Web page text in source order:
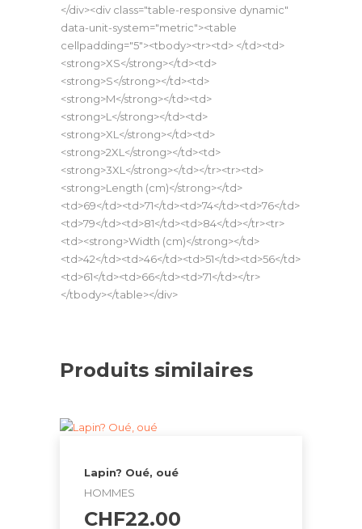
</div><div class="table-responsive dynamic"
data-unit-system="metric"><table
cellpadding="5"><tbody><tr><td> </td><td>
<strong>XS</strong></td><td>
<strong>S</strong></td><td>
<strong>M</strong></td><td>
<strong>L</strong></td><td>
<strong>XL</strong></td><td>
<strong>2XL</strong></td><td>
<strong>3XL</strong></td></tr><tr><td>
<strong>Length (cm)</strong></td>
<td>69</td><td>71</td><td>74</td><td>76</td>
<td>79</td><td>81</td><td>84</td></tr><tr>
<td><strong>Width (cm)</strong></td>
<td>42</td><td>46</td><td>51</td><td>56</td>
<td>61</td><td>66</td><td>71</td></tr>
</tbody></table></div>
Produits similaires
Lapin? Oué, oué
HOMMES
CHF22.00